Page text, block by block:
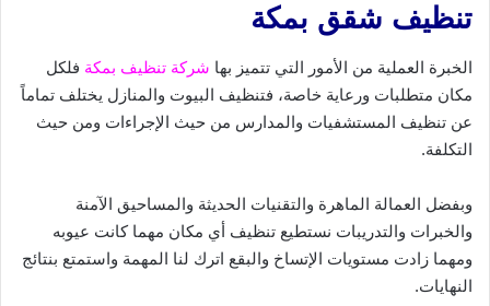
تنظيف شقق بمكة
الخبرة العملية من الأمور التي تتميز بها شركة تنظيف بمكة فلكل
مكان متطلبات ورعاية خاصة، فتنظيف البيوت والمنازل يختلف تماماً
عن تنظيف المستشفيات والمدارس من حيث الإجراءات ومن حيث
التكلفة.
وبفضل العمالة الماهرة والتقنيات الحديثة والمساحيق الآمنة
والخبرات والتدريبات نستطيع تنظيف أي مكان مهما كانت عيوبه
ومهما زادت مستويات الإتساخ والبقع اترك لنا المهمة واستمتع بنتائج
النهايات.